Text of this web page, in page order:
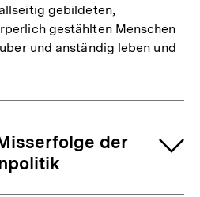
gebildeten,
gestählten Menschen
und anständig leben und
der